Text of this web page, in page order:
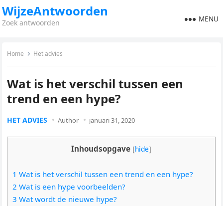
WijzeAntwoorden
Zoek antwoorden MENU
Home Het advies
Wat is het verschil tussen een
trend en een hype?
HET ADVIES Author januari 31, 2020
Inhoudsopgave [hide]
1 Wat is het verschil tussen een trend en een hype?
2 Wat is een hype voorbeelden?
3 Wat wordt de nieuwe hype?